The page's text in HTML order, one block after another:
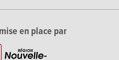
en place par